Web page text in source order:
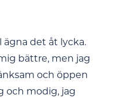
ägna det åt lycka.
bättre, men jag
och öppen
och modig, jag